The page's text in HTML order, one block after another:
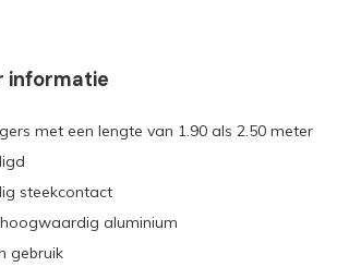
informatie
met een lengte van 1.90 als 2.50 meter
steekcontact
aluminium
gebruik